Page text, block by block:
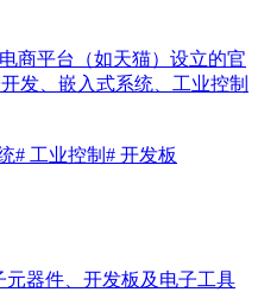
商平台（如天猫）设立的官
发、嵌入式系统、工业控制
# 工业控制 # 开发板
元器件、开发板及电子工具